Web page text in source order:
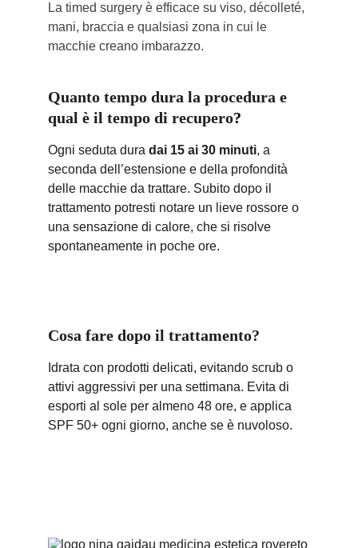
La timed surgery è efficace su viso, décolleté,
mani, braccia e qualsiasi zona in cui le
macchie creano imbarazzo.
Quanto tempo dura la procedura e
qual è il tempo di recupero?
Ogni seduta dura dai 15 ai 30 minuti, a
seconda dell’estensione e della profondità
delle macchie da trattare. Subito dopo il
trattamento potresti notare un lieve rossore o
una sensazione di calore, che si risolve
spontaneamente in poche ore.
Cosa fare dopo il trattamento?
Idrata con prodotti delicati, evitando scrub o
attivi aggressivi per una settimana. Evita di
esporti al sole per almeno 48 ore, e applica
SPF 50+ ogni giorno, anche se è nuvoloso.